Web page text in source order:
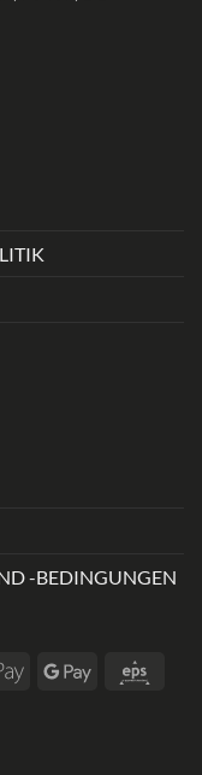
-BEDINGUNGEN
Apple
Google